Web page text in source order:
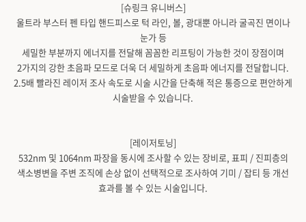
[슈링크 유니버스]
울트라 부스터 펜 타입 핸드피스로 턱 라인, 볼, 광대뿐 아니라 굴곡진 면이나
눈가 등
세밀한 부분까지 에너지를 전달해 꼼꼼한 리프팅이 가능한 것이 장점이며
2가지의 강한 초음파 모드로 더욱 더 세밀하게 초음파 에너지를 전달합니다.
2.5배 빨라진 레이저 조사 속도로 시술 시간을 단축해 적은 통증으로 편안하게
시술받을 수 있습니다.
[레이저토닝]
532nm 및 1064nm 파장을 동시에 조사할 수 있는 장비로, 표피 / 진피층의
색소병변을 주변 조직에 손상 없이 선택적으로 조사하여 기미 / 잡티 등 개선
효과를 볼 수 있는 시술입니다.